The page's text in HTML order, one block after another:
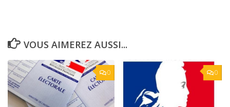
VOUS AIMEREZ AUSSI...
0 0